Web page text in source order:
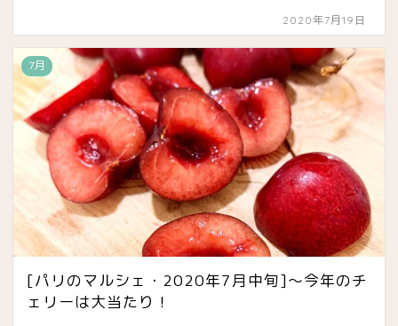
2020年7月19日
7月
[パリのマルシェ・2020年7月中旬]〜今年のチ
ェリーは大当たり！